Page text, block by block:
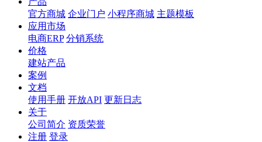
官方商城 企业门户 小程序商城 主题模板
应用市场
电商ERP 分销系统
价格
建站产品
案例
文档
使用手册 开放API 更新日志
关于
公司简介 资质荣誉
注册 登录